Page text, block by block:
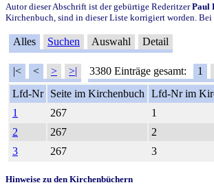
Autor dieser Abschrift ist der gebürtige RederitzerPaul
Kirchenbuch, sind in dieser Liste korrigiert worden. Bei
Alles Suchen Auswahl Detail
|< < > >| 3380 Einträge gesamt: 1
Lfd-Nr
Seite im Kirchenbuch Lfd-Nr im
1
267 1
2
267 2
3
267 3
Hinweise zu den Kirchenbüchern